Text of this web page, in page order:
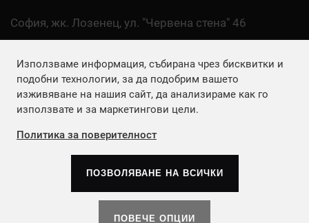
София, жк. Лозенец, ул. "Червена стена" 46
Email: office@agro.bg
FACEBOOK
Copyrights © 2026Агенция Европа ЕООД
права запазени.
Използваме информация, събирана чрез бисквитки и
подобни технологии, за да подобрим вашето
изживяване на нашия сайт, да анализираме как го
използвате и за маркетингови цели.
Политика за поверителност
ПОЗВОЛЯВАНЕ НА ВСИЧКИ
ПОВЕЧЕ ОПЦИИ